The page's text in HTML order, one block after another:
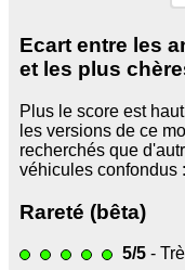
Ecart entre les
et les plus
Plus le score est
les versions de ce
recherchés que
véhicules confondus :
Rareté (bêta)
5/5 -